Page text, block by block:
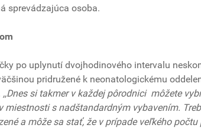
sprevádzajúca osoba.
po uplynutí dvojhodinového intervalu
pridružené k neonatologickému
,,Dnes si takmer v každej pôrodnici môžete
miestnosti s nadštandardným vybavením.
a môže sa stať, že v prípade veľkého počtu